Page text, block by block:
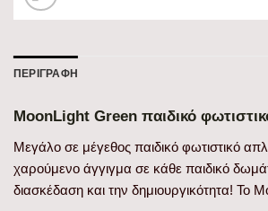
ΠΕΡΙΓΡΑΦΉ
MoonLight Green παιδικό
Μεγάλο σε μέγεθος παιδικό φωτιστικό
χαρούμενο άγγιγμα σε κάθε παιδικό
διασκέδαση και την δημιουργικότητα! Το